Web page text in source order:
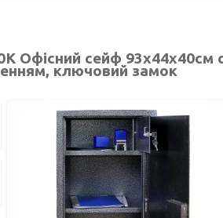
Офісний сейф 93х44х40см
ключовий замок